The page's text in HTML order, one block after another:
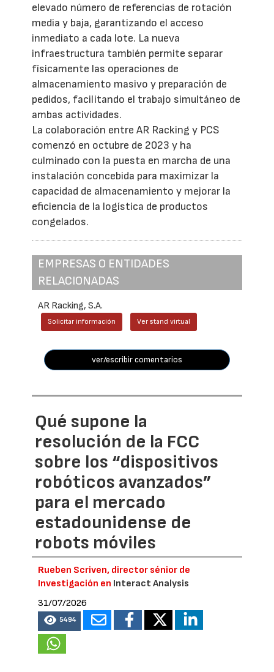
elevado número de referencias de rotación
media y baja, garantizando el acceso
inmediato a cada lote. La nueva
infraestructura también permite separar
físicamente las operaciones de
almacenamiento masivo y preparación de
pedidos, facilitando el trabajo simultáneo de
ambas actividades.
La colaboración entre AR Racking y PCS
comenzó en octubre de 2023 y ha
culminado con la puesta en marcha de una
instalación concebida para maximizar la
capacidad de almacenamiento y mejorar la
eficiencia de la logística de productos
congelados.
EMPRESAS O ENTIDADES
RELACIONADAS
AR Racking, S.A.
Solicitar información Ver stand virtual
ver/escribir comentarios
Qué supone la
resolución de la FCC
sobre los “dispositivos
robóticos avanzados”
para el mercado
estadounidense de
robots móviles
Rueben Scriven, director sénior de
Investigación en Interact Analysis
31/07/2026
5494